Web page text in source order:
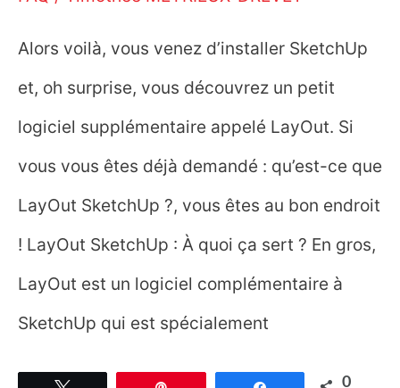
Alors voilà, vous venez d’installer SketchUp
et, oh surprise, vous découvrez un petit
logiciel supplémentaire appelé LayOut. Si
vous vous êtes déjà demandé : qu’est-ce que
LayOut SketchUp ?, vous êtes au bon endroit
! LayOut SketchUp : À quoi ça sert ? En gros,
LayOut est un logiciel complémentaire à
SketchUp qui est spécialement
0